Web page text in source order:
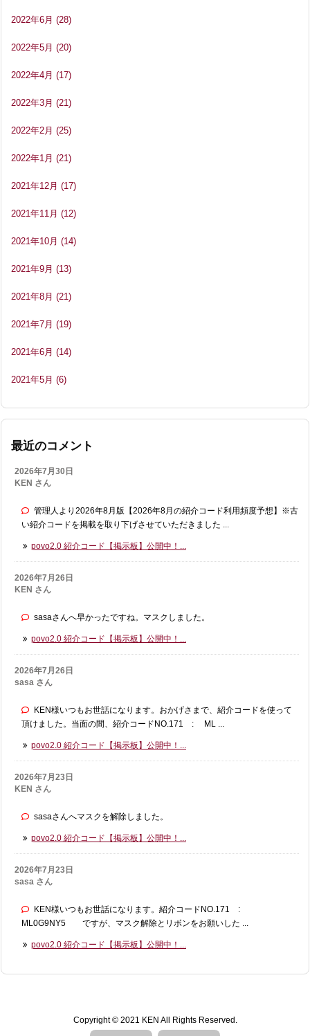
2022年6月 (28)
2022年5月 (20)
2022年4月 (17)
2022年3月 (21)
2022年2月 (25)
2022年1月 (21)
2021年12月 (17)
2021年11月 (12)
2021年10月 (14)
2021年9月 (13)
2021年8月 (21)
2021年7月 (19)
2021年6月 (14)
2021年5月 (6)
最近のコメント
2026年7月30日
KEN さん
管理人より2026年8月版【2026年8月の紹介コード利用頻度予想】※古
い紹介コードを掲載を取り下げさせていただきました ...
povo2.0 紹介コード【掲示板】公開中！...
2026年7月26日
KEN さん
sasaさんへ早かったですね。マスクしました。
povo2.0 紹介コード【掲示板】公開中！...
2026年7月26日
sasa さん
KEN様いつもお世話になります。おかげさまで、紹介コードを使って
頂けました。当面の間、紹介コードNO.171 : ML ...
povo2.0 紹介コード【掲示板】公開中！...
2026年7月23日
KEN さん
sasaさんへマスクを解除しました。
povo2.0 紹介コード【掲示板】公開中！...
2026年7月23日
sasa さん
KEN様いつもお世話になります。紹介コードNO.171 :
ML0G9NY5 ですが、マスク解除とリボンをお願いした ...
povo2.0 紹介コード【掲示板】公開中！...
Copyright © 2021 KEN All Rights Reserved.